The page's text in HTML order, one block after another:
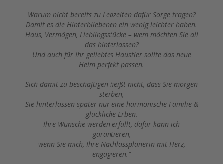
Warum nicht bereits zu Lebzeiten dafür Sorge tragen?
Damit es die Hinterbliebenen ein wenig leichter haben.
Haus, Vermögen, Lieblingsstücke – wem möchten Sie all
das hinterlassen?
Und auch für Ihr geliebtes Haustier sollte das neue
Heim perfekt passen.
Sich damit zu beschäftigen heißt nicht, dass Sie morgen
sterben,
Sie hinterlassen später nur eine harmonische Familie &
glückliche Erben.
Ihre Wünsche werden erfüllt, dafür kann ich
garantieren,
wenn Sie mich, Ihre Nachlassplanerin mit Herz,
engagieren."